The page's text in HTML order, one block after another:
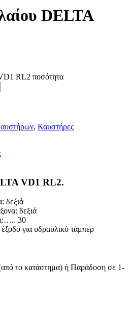
DELTA
RL2 ποσότητα
, Καυστήρες
VD1 RL2.
δεξιά
δεξιά
30
για υδραυλικό τάμπερ
το κατάστημα) ή Παράδοση σε 1-